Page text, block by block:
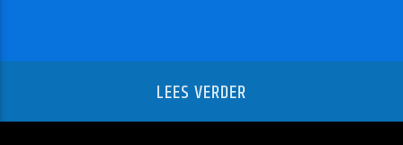
LEES VERDER